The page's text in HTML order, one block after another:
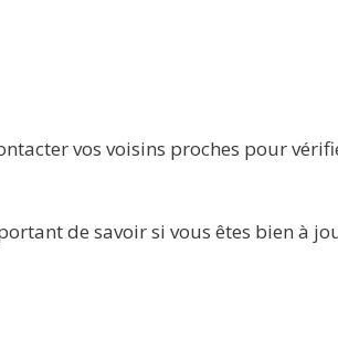
vos voisins proches pour
de savoir si vous êtes bien à